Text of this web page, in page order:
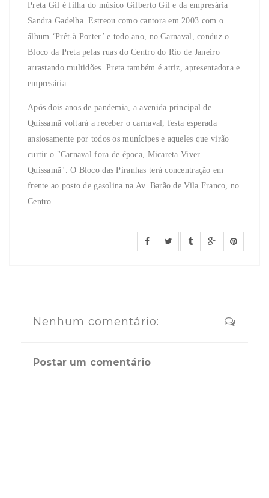
Preta Gil é filha do músico Gilberto Gil e da empresária
Sandra Gadelha. Estreou como cantora em 2003 com o
álbum ‘Prêt-à Porter’ e todo ano, no Carnaval, conduz o
Bloco da Preta pelas ruas do Centro do Rio de Janeiro
arrastando multidões. Preta também é atriz, apresentadora e
empresária.
Após dois anos de pandemia, a avenida principal de
Quissamã voltará a receber o carnaval, festa esperada
ansiosamente por todos os munícipes e aqueles que virão
curtir o "Carnaval fora de época, Micareta Viver
Quissamã". O Bloco das Piranhas terá concentração em
frente ao posto de gasolina na Av. Barão de Vila Franco, no
Centro.
Nenhum comentário:
Postar um comentário